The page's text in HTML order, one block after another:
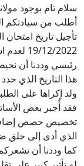
سلام تام بوجود
أطلب من سيادتكم
تأجيل تاريخ امتحان
19/12/
رئيسي وددنا أن
هذا التاريخ الذي
ولد إكراها على
فقد أُجبر بعض
تخصيص حصص إضافية
الذي أدى إلى خلق
كما وددنا أن